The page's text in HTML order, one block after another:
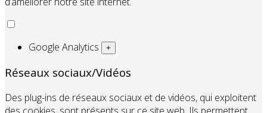
Google Analytics +
Réseaux sociaux/Vidéos
Des plug-ins de réseaux sociaux et de vidéos, qui exploitent